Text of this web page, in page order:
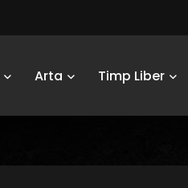
Arta Timp Liber